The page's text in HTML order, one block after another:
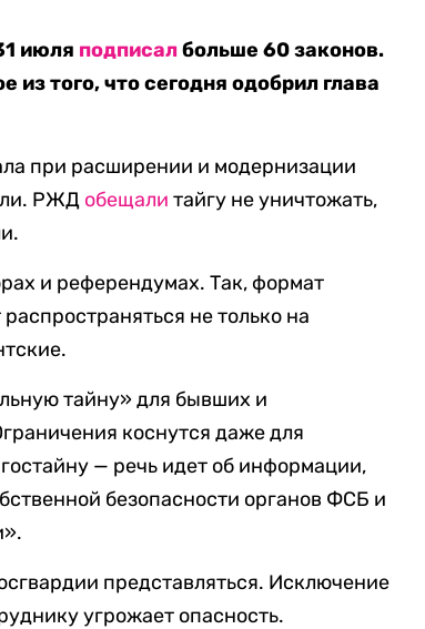
июля подписалбольше 60 законов.
из того, что сегодня одобрил глава
при расширении и модернизации
РЖД обещали тайгу не уничтожать,
и референдумах. Так, формат
не только на
тайну» для бывших и
коснутся даже для
— речь идет об информации,
безопасности органов ФСБ и
представляться. Исключение
угрожает опасность.